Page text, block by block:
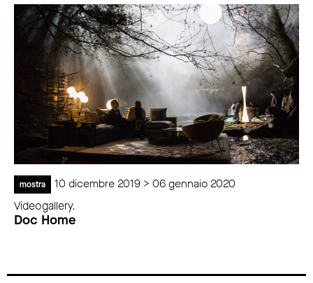
mostra
10 dicembre 2019 > 06 gennaio 2020
Videogallery.
Doc Home